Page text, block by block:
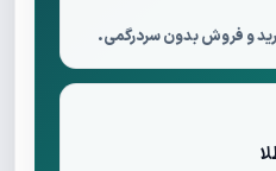
و فروش بدون سردرگمی.